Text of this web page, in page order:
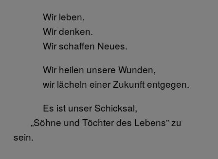
Wir leben.
Wir denken.
Wir schaffen Neues.
Wir heilen unsere Wunden,
wir lächeln einer Zukunft entgegen.
Es ist unser Schicksal,
„Söhne und Töchter des Lebens” zu
sein.